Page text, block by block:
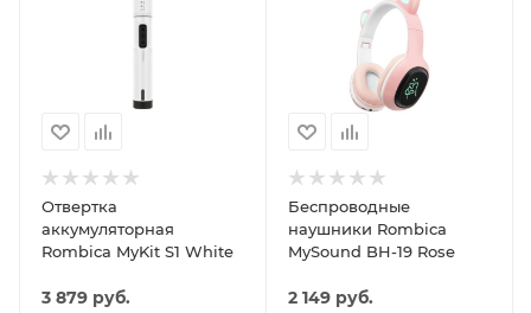
Отвертка
аккумуляторная
Rombica MyKit S1 White
3 879 руб.
Беспроводные
наушники Rombica
MySound BH-19 Rose
2 149 руб.